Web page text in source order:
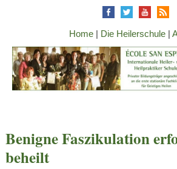
Home| Die Heilerschule|
Benigne Faszikulation
beheilt